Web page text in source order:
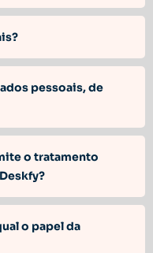
pessoais, de
o tratamento
o papel da